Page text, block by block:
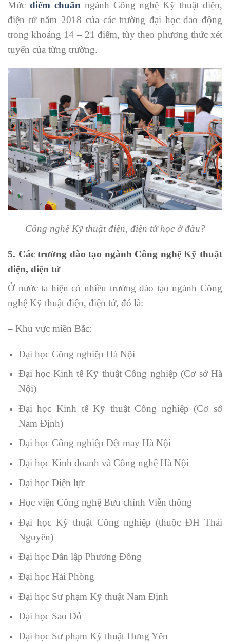
Mức điểm chuẩn ngành Công nghệ Kỹ thuật điện,
điện tử năm 2018 của các trường đại học dao động
trong khoảng 14 – 21 điểm, tùy theo phương thức xét
tuyển của từng trường.
Công nghệ Kỹ thuật điện, điện tử học ở đâu?
5. Các trường đào tạo ngành Công nghệ Kỹ thuật
điện, điện tử
Ở nước ta hiện có nhiều trường đào tạo ngành Công
nghệ Kỹ thuật điện, điện tử, đó là:
– Khu vực miền Bắc:
Đại học Công nghiệp Hà Nội
Đại học Kinh tế Kỹ thuật Công nghiệp (Cơ sở Hà
Nội)
Đại học Kinh tế Kỹ thuật Công nghiệp (Cơ sở
Nam Định)
Đại học Công nghiệp Dệt may Hà Nội
Đại học Kinh doanh và Công nghệ Hà Nội
Đại học Điện lực
Học viện Công nghệ Bưu chính Viễn thông
Đại học Kỹ thuật Công nghiệp (thuộc ĐH Thái
Nguyên)
Đại học Dân lập Phương Đông
Đại học Hải Phòng
Đại học Sư phạm Kỹ thuật Nam Định
Đại học Sao Đỏ
Đại học Sư phạm Kỹ thuật Hưng Yên